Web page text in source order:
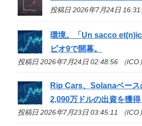
投稿日 2026年7月24日
環境。「Un sacco et(n)
ピオ9で開幕。
投稿日 2026年7月24日 02:48:56 （ICO）
Rip Cars、Solanaベー
2,090万ドルの出資を獲
投稿日 2026年7月23日 03:45:11 （ICO）